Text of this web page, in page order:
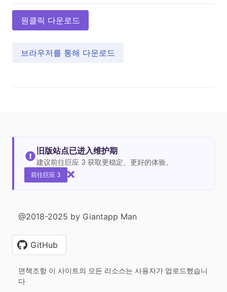
원클릭 다운로드
브라우저를 통해 다운로드
旧版站点已进入维护期
建议前往巨应 3 获取更稳定、更好的体验。
前往巨应 3
@2018-2025 by Giantapp Man
GitHub
면책조항 이 사이트의 모든 리소스는 사용자가 업로드했습니
다